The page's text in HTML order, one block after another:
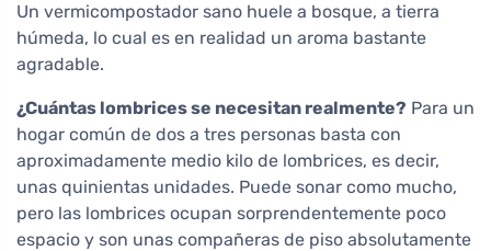
Un vermicompostador sano huele a bosque, a tierra
húmeda, lo cual es en realidad un aroma bastante
agradable.
¿Cuántas lombrices se necesitan realmente? Para un
hogar común de dos a tres personas basta con
aproximadamente medio kilo de lombrices, es decir,
unas quinientas unidades. Puede sonar como mucho,
pero las lombrices ocupan sorprendentemente poco
espacio y son unas compañeras de piso absolutamente